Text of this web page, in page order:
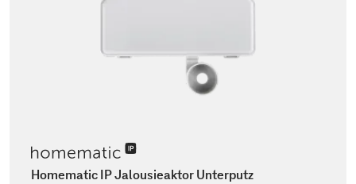
Homematic IP Jalousieaktor Unterputz